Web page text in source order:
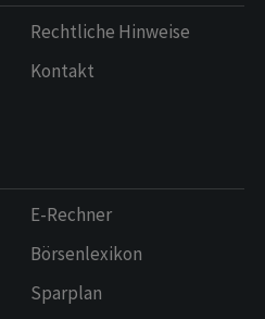
Rechtliche Hinweise
Kontakt
E-Rechner
Börsenlexikon
Sparplan